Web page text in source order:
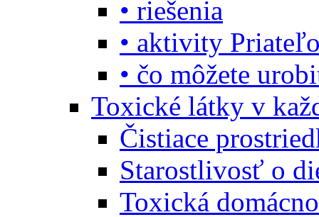
• riešenia
• aktivity
• čo môžete
Toxické látky v
Čistiace
Starostlivosť o
Toxická